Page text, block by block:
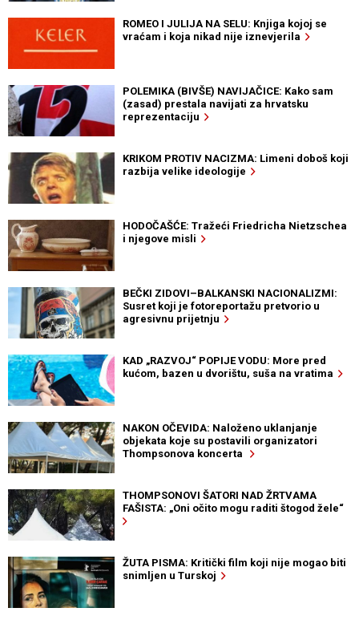
ROMEO I JULIJA NA SELU: Knjiga kojoj se
vraćam i koja nikad nije iznevjerila
POLEMIKA (BIVŠE) NAVIJAČICE: Kako sam
(zasad) prestala navijati za hrvatsku
reprezentaciju
KRIKOM PROTIV NACIZMA: Limeni doboš koji
razbija velike ideologije
HODOČAŠĆE: Tražeći Friedricha Nietzschea
i njegove misli
BEČKI ZIDOVI–BALKANSKI NACIONALIZMI:
Susret koji je fotoreportažu pretvorio u
agresivnu prijetnju
KAD „RAZVOJ“ POPIJE VODU: More pred
kućom, bazen u dvorištu, suša na vratima
NAKON OČEVIDA: Naloženo uklanjanje
objekata koje su postavili organizatori
Thompsonova koncerta
THOMPSONOVI ŠATORI NAD ŽRTVAMA
FAŠISTA: „Oni očito mogu raditi štogod žele“
ŽUTA PISMA: Kritički film koji nije mogao biti
snimljen u Turskoj